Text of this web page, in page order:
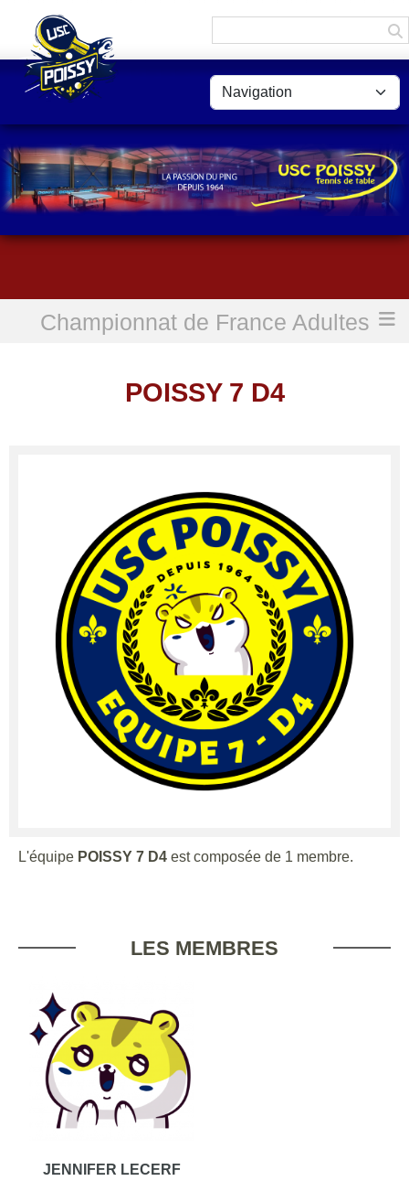
Championnat de France Adultes
Accueil POISSY 7 D4
POISSY 7 D4
L'équipe POISSY 7 D4 est composée de 1 membre.
LES MEMBRES
JENNIFER LECERF